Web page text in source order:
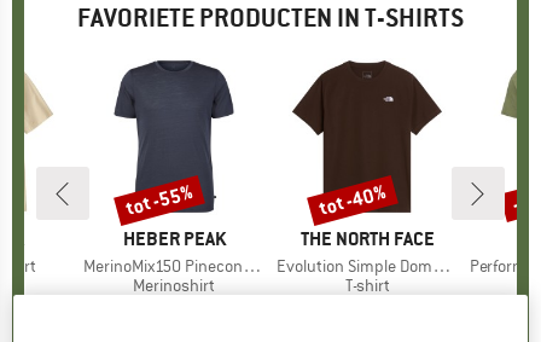
FAVORIETE PRODUCTEN IN T-SHIRTS
Shirt
MERK
HEBER PEAK
Artikel
MerinoMix150 PineconeHe. II T-Shirt
Productgroep
Merinoshirt
Korting
tot -55%
MERK
THE NORTH FACE
Artikel
Evolution Simple Dome Short Sleeve
Productgroep
T-shirt
Korting
tot -40%
Artikel
-